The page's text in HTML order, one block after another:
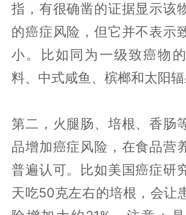
指，有很确凿的证据显示该
的癌症风险，但它并不表示
小。比如同为一级致癌物
料、中式咸鱼、槟榔和太阳辐
第二，火腿肠、培根、香肠
品增加癌症风险，在食品营
普遍认可。比如美国癌症研
天吃50克左右的培根，会让